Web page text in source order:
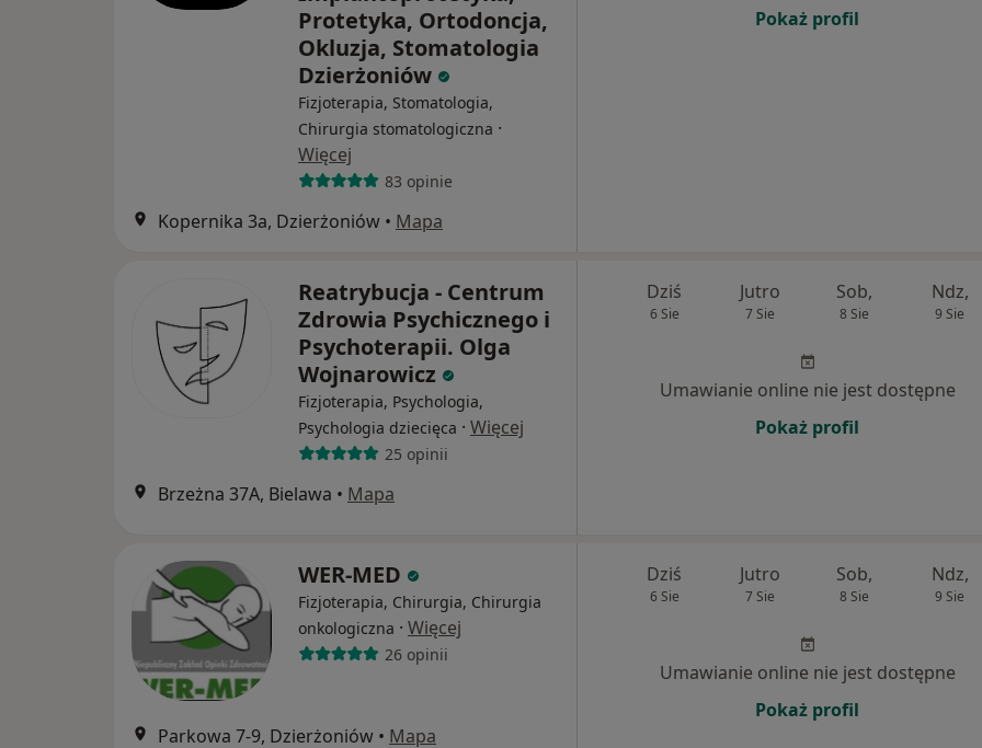
Protetyka, Ortodoncja,
Okluzja, Stomatologia
Dzierżoniów
Fizjoterapia, Stomatologia,
Chirurgia stomatologiczna ·
Więcej
83 opinie
Kopernika 3a, Dzierżoniów • Mapa
Pokaż profil
Reatrybucja - Centrum
Zdrowia Psychicznego i
Psychoterapii. Olga
Wojnarowicz
Fizjoterapia, Psychologia,
Psychologia dziecięca · Więcej
25 opinii
Brzeżna 37A, Bielawa • Mapa
Dziś
6 Sie
Jutro
7 Sie
Sob,
8 Sie
Ndz,
9 Sie
Umawianie online nie jest dostępne
Pokaż profil
WER-MED
Fizjoterapia, Chirurgia, Chirurgia
onkologiczna · Więcej
26 opinii
Parkowa 7-9, Dzierżoniów • Mapa
Dziś
6 Sie
Jutro
7 Sie
Sob,
8 Sie
Ndz,
9 Sie
Umawianie online nie jest dostępne
Pokaż profil